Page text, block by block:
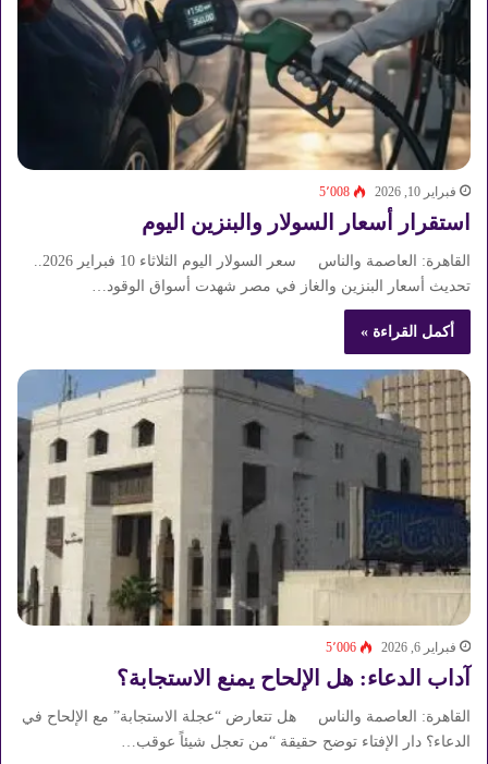
فبراير 10, 2026 5٬008
استقرار أسعار السولار والبنزين اليوم
القاهرة: العاصمة والناس سعر السولار اليوم الثلاثاء 10 فبراير 2026..
تحديث أسعار البنزين والغاز في مصر شهدت أسواق الوقود…
أكمل القراءة »
فبراير 6, 2026 5٬006
آداب الدعاء: هل الإلحاح يمنع الاستجابة؟
القاهرة: العاصمة والناس هل تتعارض “عجلة الاستجابة” مع الإلحاح في
الدعاء؟ دار الإفتاء توضح حقيقة “من تعجل شيئاً عوقب…